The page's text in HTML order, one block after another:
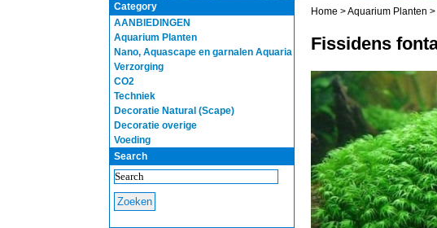
Category
AANBIEDINGEN
Aquarium Planten
Nano, Aquascape en garnalen Aquaria
Verzorging
CO2
Techniek
Decoratie Natural (Scape)
Decoratie overige
Voeding
Search
Home >Aquarium Planten >
Fissidens